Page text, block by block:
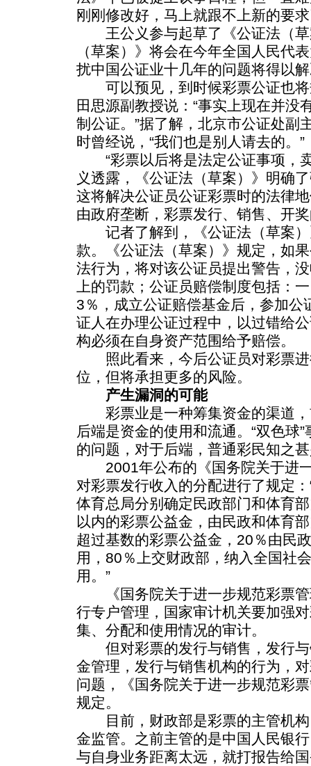
刚刚修改好，马上就跟不上新的要
王公义参与起草了《公证法（草
（草案）》将会在今年全国人民代
扰中国公证业十几年的问题将得以
可以预见，到时候彩票公证也将
田思源副教授说：“事实上现在并没
制公证。”据了解，北京市公证处副
时曾经说，“我们也是别人请去的。”
“彩票以后将是法定公证事项，
义透露，《公证法（草案）》明确
这将解决公证员公证彩票时的法律
由政府垄断，彩票发行、销售、开
记者了解到，《公证法（草案）
款。《公证法（草案）》规定，如
法行为，将对该公证员提出警告，
上的罚款；公证员赔偿制度包括：
3％，成立公证赔偿基金后，参加公
证人在办理公证过程中，以过错给
构必须在自身资产范围给予赔偿。
照此看来，今后公证员对彩票进
位，但将承担更多的风险。
产生漏洞的可能
彩票业是一种筹集资金的渠道，
后端是资金的使用和流通。“双色球
的问题，对于后端，普通彩民知之
2001年公布的《国务院关于进一
对彩票发行收入的分配进行了规定
体育总局分别确定民政部门和体育
以内的彩票公益金，由民政和体育
超过基数的彩票公益金，20％由民
用，80％上交财政部，纳入全国社
用。”
《国务院关于进一步规范彩票管
行专户管理，国家审计机关要加强
集、分配和使用情况的审计。
但对彩票的发行与销售，发行与
金管理，发行与销售机构的行为，
问题，《国务院关于进一步规范彩
规定。
目前，财政部是彩票的主管机构
金监管。之前主管的是中国人民银
与自身业务距离太远，就打报告给